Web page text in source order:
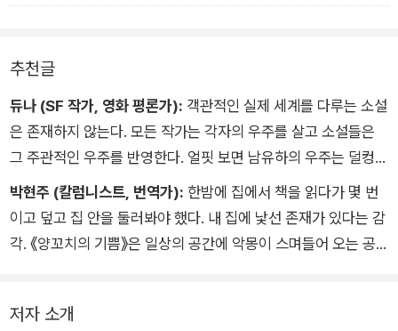
추천글
듀나 (SF 작가, 영화 평론가): 객관적인 실제 세계를 다루는 소설
은 존재하지 않는다. 모든 작가는 각자의 우주를 살고 소설들은
그 주관적인 우주를 반영한다. 얼핏 보면 남유하의 우주는 덜컹거
리는 자본주의 사회 시스템 속에서 평범한 사람들이 부대끼며 살
아가는 객관적 세계와 비슷해 보인다. 하지만 이 익숙해 보이는
세계가 호러 장르의 틀을 입고 입을 벌릴 때 우리는 그 안에서 낯
일부는 이 책의 존재를 알기도 전에 그 순간의 카타르시스를 기다
박현주 (칼럼니스트, 번역가): 한밤에 집에서 책을 읽다가 몇 번
이고 덮고 집 안을 둘러봐야 했다. 내 집에 낯선 존재가 있다는 감
각. 《양꼬치의 기쁨》은 일상의 공간에 악몽이 스며들어 오는 공
두려움 또한 무척 익숙한 감정이다. 여성이라면, 약자라면 이 세
저자 소개